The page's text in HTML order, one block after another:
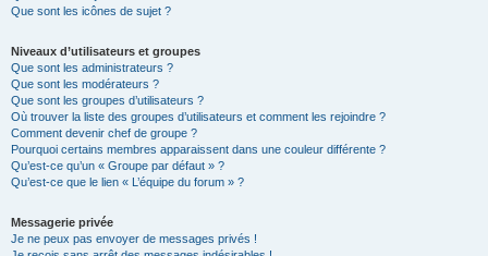
Que sont les icônes de sujet ?
Niveaux d’utilisateurs et groupes
Que sont les administrateurs ?
Que sont les modérateurs ?
Que sont les groupes d’utilisateurs ?
Où trouver la liste des groupes d’utilisateurs et comment les rejoindre ?
Comment devenir chef de groupe ?
Pourquoi certains membres apparaissent dans une couleur différente ?
Qu’est-ce qu’un « Groupe par défaut » ?
Qu’est-ce que le lien « L’équipe du forum » ?
Messagerie privée
Je ne peux pas envoyer de messages privés !